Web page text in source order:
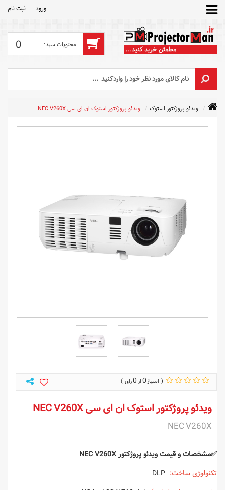
ورود ثبت‌ نام
0
ویدئو پروژکتور استوک ویدئو پروژکتور استوک ان ای سی NEC V260X
0
0
ویدئو پروژکتور استوک ان ای سی NEC V260X
NEC V260X
✅مشخصات و قیمت ویدئو پروژکتور NEC V260X
تکنولوژی ساخت: